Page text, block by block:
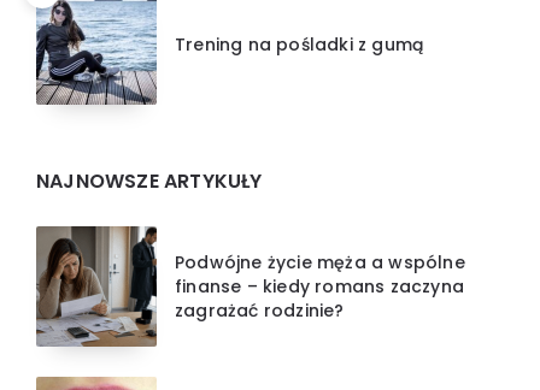
Trening na pośladki z gumą
NAJNOWSZE ARTYKUŁY
Podwójne życie męża a wspólne
finanse – kiedy romans zaczyna
zagrażać rodzinie?